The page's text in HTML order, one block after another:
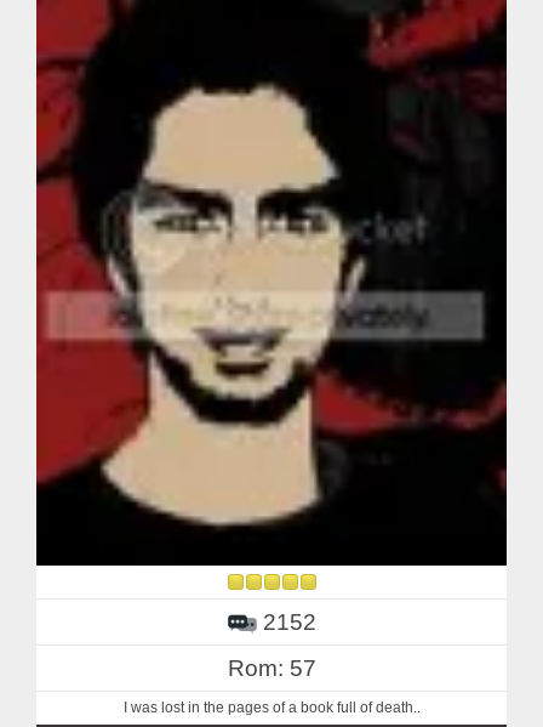
2152
Rom: 57
I was lost in the pages of a book full of death..